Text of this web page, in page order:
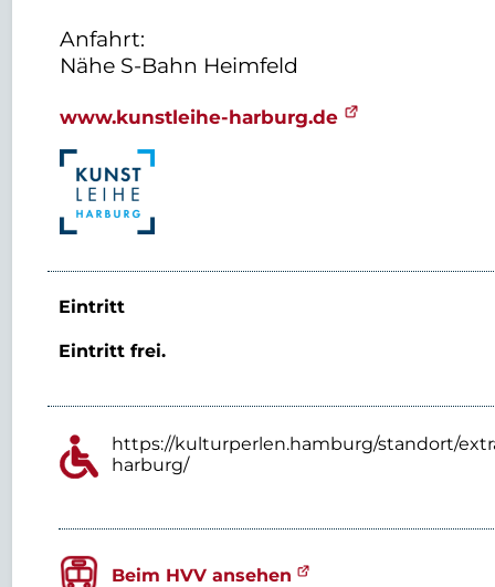
Anfahrt:
Nähe S-Bahn Heimfeld
www.kunstleihe-harburg.de
Eintritt
Eintritt frei.
https://kulturperlen.hamburg/standort/
harburg/
Beim HVV ansehen